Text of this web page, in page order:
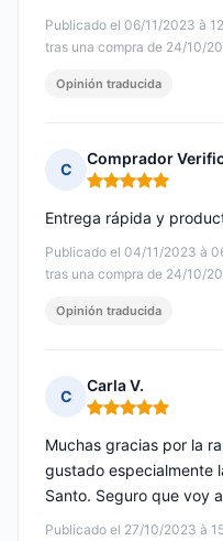
Publicado el 06/11/2023 à
tras una compra de 24/10/
Opinión traducida
C
Comprador
Nota: 5 de 5
Publicado el 04/11/2023 à
tras una compra de 24/10/
Entrega rápida y
Opinión traducida
C
Carla V.
Nota: 5 de 5
Publicado el 27/10/2023 à
Muchas gracias por la
gustado especialmente
Santo. Seguro que voy